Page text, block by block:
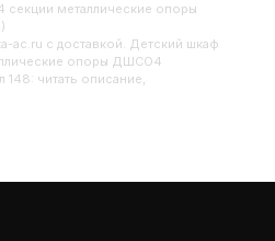
ac.ru с доставкой. Детский шкаф
опоры ДШСО4
читать описание,